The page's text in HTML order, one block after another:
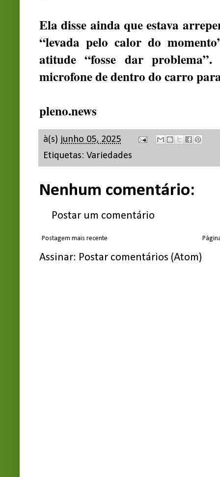
Ela disse ainda que estava
“levada pelo calor do
atitude “fosse dar
microfone de dentro do carro
pleno.news
à(s) junho 05, 2025
Etiquetas: Variedades
Nenhum comentário:
Postar um comentário
Postagem mais recente
Assinar: Postar comentários (Atom)